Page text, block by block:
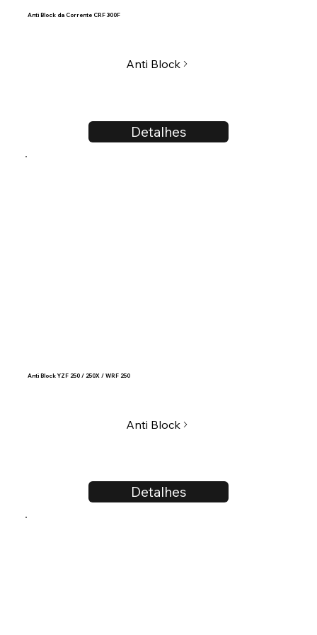
Anti Block da Corrente CRF 300F
Detalhes
Anti Block
Anti Block YZF 250 / 250X / WRF 250
Detalhes
Anti Block